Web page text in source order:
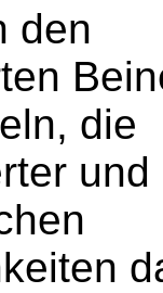
den
die